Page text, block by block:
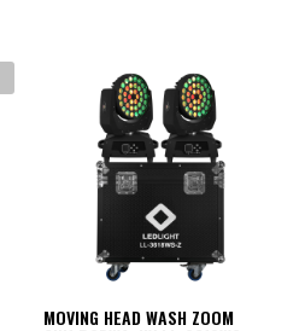
MOVING HEAD WASH ZOOM